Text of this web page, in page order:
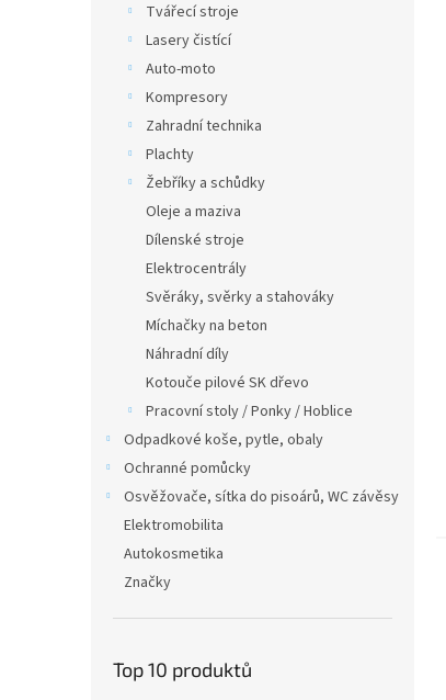
Tvářecí stroje
Lasery čistící
Auto-moto
Kompresory
Zahradní technika
Plachty
Žebříky a schůdky
Oleje a maziva
Dílenské stroje
Elektrocentrály
Svěráky, svěrky a stahováky
Míchačky na beton
Náhradní díly
Kotouče pilové SK dřevo
Pracovní stoly / Ponky / Hoblice
Odpadkové koše, pytle, obaly
Ochranné pomůcky
Osvěžovače, sítka do pisoárů, WC závěsy
Elektromobilita
Autokosmetika
Značky
Top 10 produktů